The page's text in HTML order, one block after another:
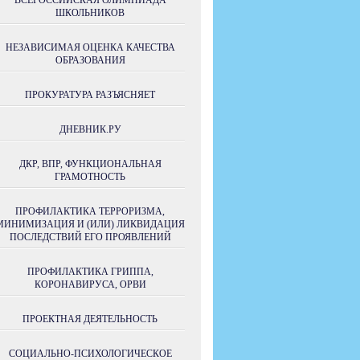
ШКОЛЬНИКОВ
НЕЗАВИСИМАЯ ОЦЕНКА КАЧЕСТВА
ОБРАЗОВАНИЯ
ПРОКУРАТУРА РАЗЪЯСНЯЕТ
ДНЕВНИК.РУ
ДКР, ВПР, ФУНКЦИОНАЛЬНАЯ
ГРАМОТНОСТЬ
ПРОФИЛАКТИКА ТЕРРОРИЗМА,
И (ИЛИ) ЛИКВИДАЦИЯ
ПОСЛЕДСТВИЙ ЕГО ПРОЯВЛЕНИЙ
ПРОФИЛАКТИКА ГРИППА,
КОРОНАВИРУСА, ОРВИ
ПРОЕКТНАЯ ДЕЯТЕЛЬНОСТЬ
СОЦИАЛЬНО-ПСИХОЛОГИЧЕСКОЕ